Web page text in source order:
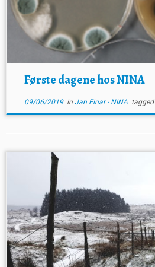
Første dagene hos NINA
09/06/2019in Jan Einar - NINA tagged